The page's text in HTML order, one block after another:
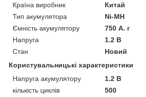
Країна виробник
Китай
Тип акумулятора
Ni-MH
Ємність акумулятору
750 А. г
Напруга
1.2 В
Стан
Новий
Користувальницькі характеристики
Напруга акумулятору
1.2 В
кількість циклів
500